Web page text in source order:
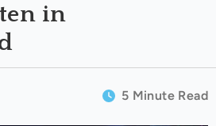
in
5 Minute Read